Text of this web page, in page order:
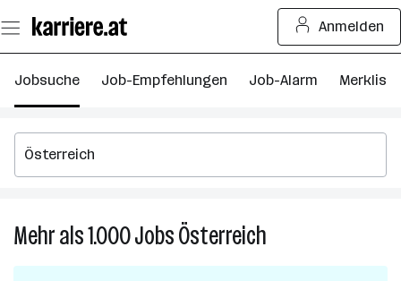
Seiteninhalt
springen
Anmelden
Jobsuche Job-Empfehlungen Job-Alarm Merkliste
Mehr als 1.000JobsÖsterreich